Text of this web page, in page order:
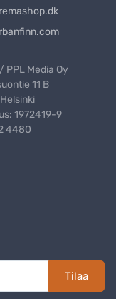
PPL Media Oy
11 B
1972419-9
4480
Tilaa